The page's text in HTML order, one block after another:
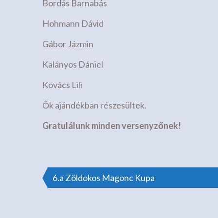
Bordás Barnabás
Hohmann Dávid
Gábor Jázmin
Kalányos Dániel
Kovács Lili
Ők ajándékban részesültek.
Gratulálunk minden versenyzőnek!
Bejegyzés
6.a Zöldokos Magonc Kupa